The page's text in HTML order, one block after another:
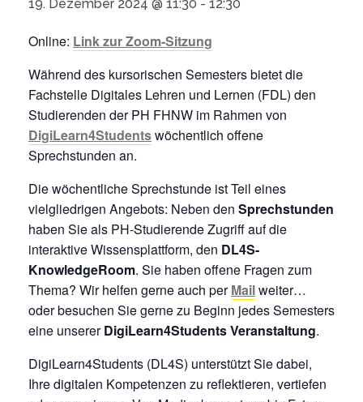
19. Dezember 2024 @ 11:30 - 12:30
Online: Link zur Zoom-Sitzung
Während des kursorischen Semesters bietet die
Fachstelle Digitales Lehren und Lernen (FDL) den
Studierenden der PH FHNW im Rahmen von
DigiLearn4Studentswöchentlich offene
Sprechstunden an.
Die wöchentliche Sprechstunde ist Teil eines
vielgliedrigen Angebots: Neben den Sprechstunden
haben Sie als PH-Studierende Zugriff auf die
interaktive Wissensplattform, den DL4S-
KnowledgeRoom. Sie haben offene Fragen zum
Thema? Wir helfen gerne auch per Mailweiter…
oder besuchen Sie gerne zu Beginn jedes Semesters
eine unsererDigiLearn4Students Veranstaltung.
DigiLearn4Students (DL4S) unterstützt Sie dabei,
Ihre digitalen Kompetenzen zu reflektieren, vertiefen